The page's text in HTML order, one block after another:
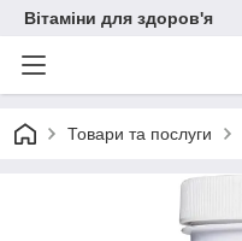
Вітаміни для здоров'я
Товари та послуги